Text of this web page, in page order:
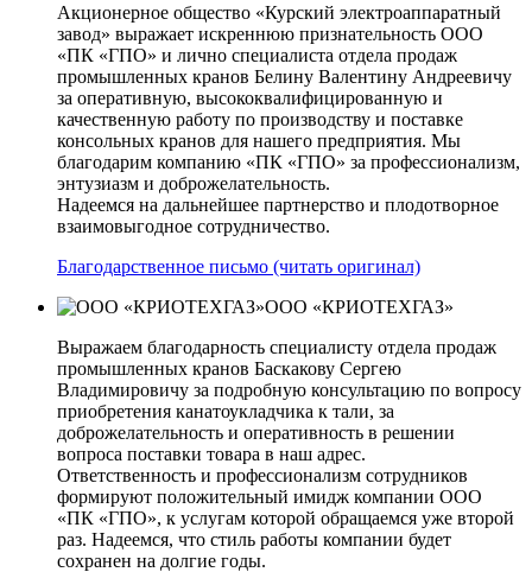
Акционерное общество «Курский электроаппаратный
завод» выражает искреннюю признательность ООО
«ПК «ГПО» и лично специалиста отдела продаж
промышленных кранов Белину Валентину Андреевичу
за оперативную, высококвалифицированную и
качественную работу по производству и поставке
консольных кранов для нашего предприятия. Мы
благодарим компанию «ПК «ГПО» за профессионализм,
энтузиазм и доброжелательность.
Надеемся на дальнейшее партнерство и плодотворное
взаимовыгодное сотрудничество.
Благодарственное письмо (читать оригинал)
ООО «КРИОТЕХГАЗ»
Выражаем благодарность специалисту отдела продаж
промышленных кранов Баскакову Сергею
Владимировичу за подробную консультацию по вопросу
приобретения канатоукладчика к тали, за
доброжелательность и оперативность в решении
вопроса поставки товара в наш адрес.
Ответственность и профессионализм сотрудников
формируют положительный имидж компании ООО
«ПК «ГПО», к услугам которой обращаемся уже второй
раз. Надеемся, что стиль работы компании будет
сохранен на долгие годы.